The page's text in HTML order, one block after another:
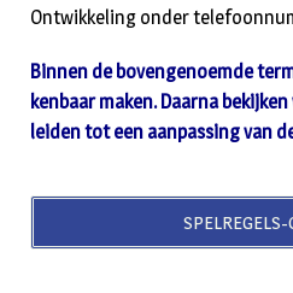
Ontwikkeling onder
Binnen de bovengenoemde
kenbaar maken. Daarna
leiden tot een aanpassing van
SPELREGELS-